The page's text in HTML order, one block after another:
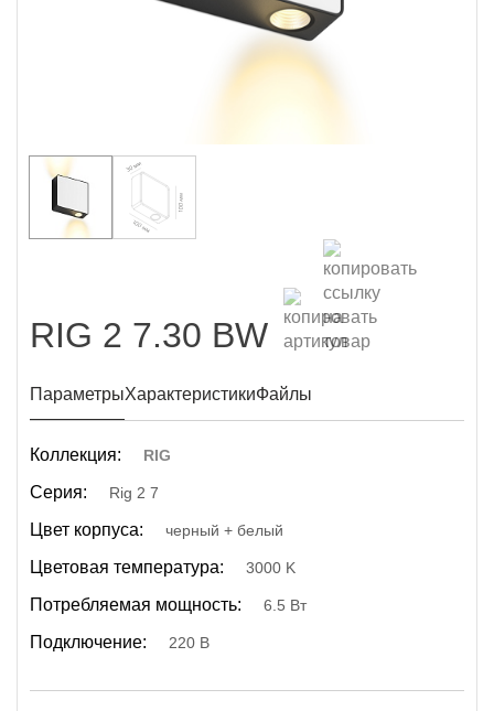
RIG 2 7.30 BW
ПараметрыХарактеристикиФайлы
Коллекция: RIG
Серия: Rig 2 7
Цвет корпуса: черный + белый
Цветовая температура: 3000 K
Потребляемая мощность: 6.5 Вт
Подключение: 220 В